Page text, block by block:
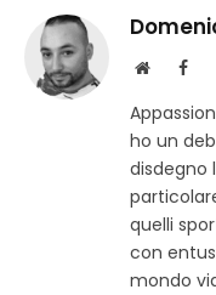
S
t
o
w
F
c
e
b
o
k
ho un
disdegno
quelli
con
mondo